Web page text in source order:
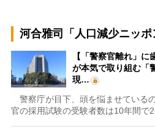
河合雅司「人口減少ニッポ
【「警察官離れ」
が本気で取り組む
現…
警察庁が目下、頭を悩ませている
官の採用試験の受験者数は10年間で